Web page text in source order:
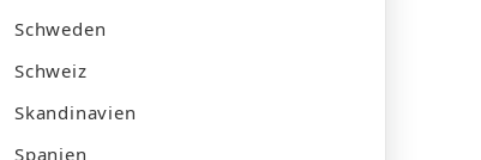
Schweden
Schweiz
Skandinavien
Spanien